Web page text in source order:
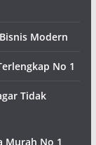
Modern
No 1
Tidak
Murah No 1